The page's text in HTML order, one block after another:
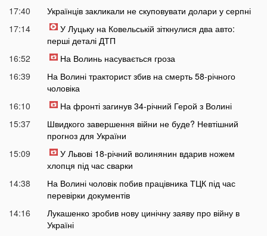
17:40
Українців закликали не скуповувати долари у серпні
17:14
У Луцьку на Ковельській зіткнулися два авто:
перші деталі ДТП
16:52
На Волинь насувається гроза
16:39
На Волині тракторист збив на смерть 58-річного
чоловіка
16:10
На фронті загинув 34-річний Герой з Волині
15:37
Швидкого завершення війни не буде? Невтішний
прогноз для України
15:09
У Львові 18-річний волинянин вдарив ножем
хлопця під час сварки
14:38
На Волині чоловік побив працівника ТЦК під час
перевірки документів
14:16
Лукашенко зробив нову цинічну заяву про війну в
Україні